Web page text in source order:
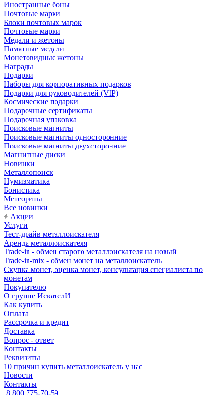
Иностранные боны
Почтовые марки
Блоки почтовых марок
Почтовые марки
Медали и жетоны
Памятные медали
Монетовидные жетоны
Награды
Подарки
Наборы для корпоративных подарков
Подарки для руководителей (VIP)
Космические подарки
Подарочные сертификаты
Подарочная упаковка
Поисковые магниты
Поисковые магниты односторонние
Поисковые магниты двухсторонние
Магнитные диски
Новинки
Металлопоиск
Нумизматика
Бонистика
Метеориты
Все новинки
Акции
Услуги
Тест-драйв металлоискателя
Аренда металлоискателя
Trade-in - обмен старого металлоискателя на новый
Trade-in-mix - обмен монет на металлоискатель
Скупка монет, оценка монет, консультация специалиста по
монетам
Покупателю
О группе ИскателИ
Как купить
Оплата
Рассрочка и кредит
Доставка
Вопрос - ответ
Контакты
Реквизиты
10 причин купить металлоискатель у нас
Новости
Контакты
8 800 775-70-59